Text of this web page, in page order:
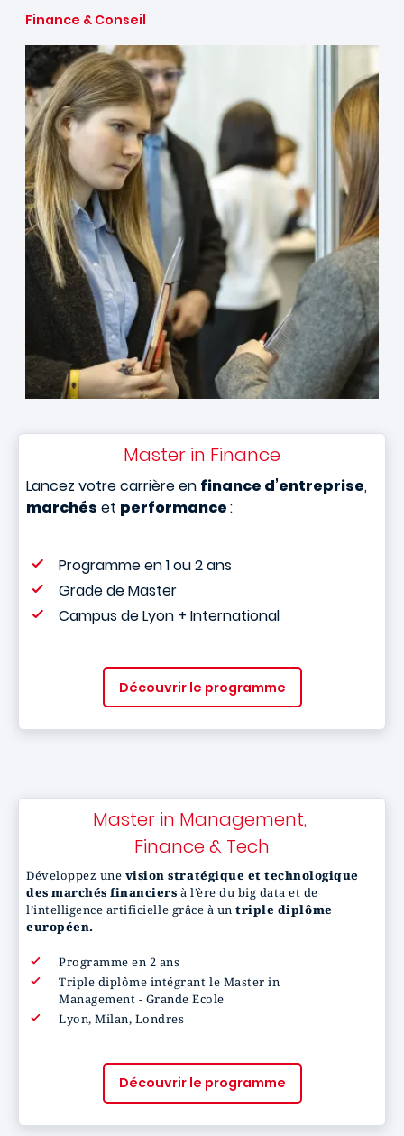
Finance & Conseil
Master in Finance
Lancez votre carrière en finance d’entreprise,
marchés et performance:
Programme en 1 ou 2 ans
Grade de Master
Campus de Lyon + International
Découvrir le programme
Master in Management,
Finance & Tech
Développez une vision stratégique et technologique
des marchés financiers à l’ère du big data et de
l’intelligence artificielle grâce à untriple diplôme
européen.
Programme en 2 ans
Triple diplôme intégrant le Master in
Management - Grande Ecole
Lyon, Milan, Londres
Découvrir le programme